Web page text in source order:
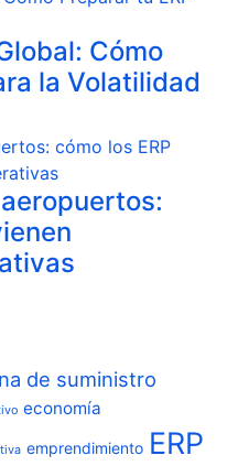
Cómo
la Volatilidad
de suministro
economía
emprendimiento ERP